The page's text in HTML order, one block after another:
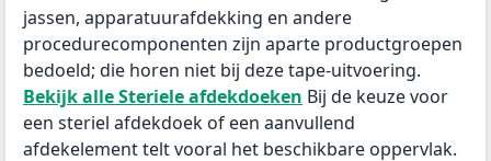
jassen, apparatuurafdekking en andere
procedurecomponenten zijn aparte productgroepen
bedoeld; die horen niet bij deze tape-uitvoering.
Bekijk alle Steriele afdekdoeken Bij de keuze voor
een steriel afdekdoek of een aanvullend
afdekelement telt vooral het beschikbare oppervlak.